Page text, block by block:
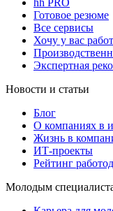
Готовое резюме
Все сервисы
Хочу у вас
Экспертная
Новости и статьи
Блог
О компаниях в
Жизнь в
ИТ-проекты
Рейтинг
Молодым